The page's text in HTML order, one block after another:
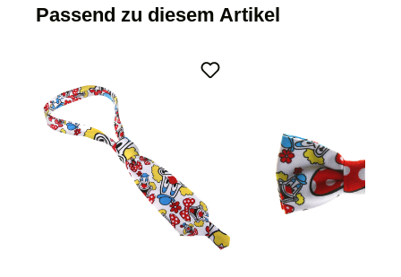
Passend zu diesem Artikel